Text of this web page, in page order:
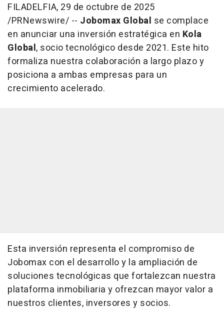
FILADELFIA, 29 de octubre de 2025
/PRNewswire/ -- Jobomax Global se complace
en anunciar una inversión estratégica en Kola
Global, socio tecnológico desde 2021. Este hito
formaliza nuestra colaboración a largo plazo y
posiciona a ambas empresas para un
crecimiento acelerado.
Esta inversión representa el compromiso de
Jobomax con el desarrollo y la ampliación de
soluciones tecnológicas que fortalezcan nuestra
plataforma inmobiliaria y ofrezcan mayor valor a
nuestros clientes, inversores y socios.